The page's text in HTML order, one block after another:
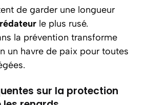
de garder une longueur
le plus rusé.
la prévention transforme
un havre de paix pour toutes
sur la protection